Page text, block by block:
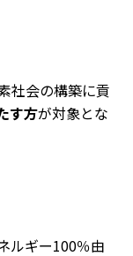
社会の構築に貢
す方が対象とな
ルギー100％由